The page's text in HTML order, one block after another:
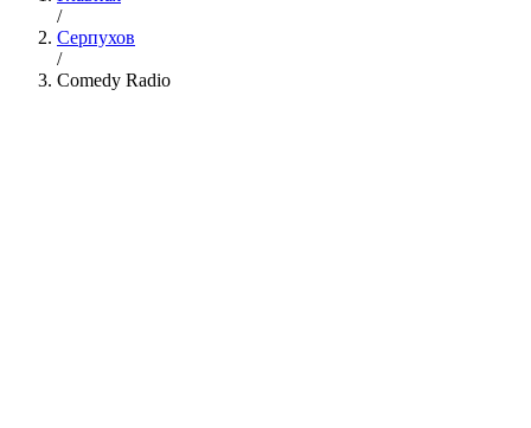
/
Серпухов
/
Comedy Radio